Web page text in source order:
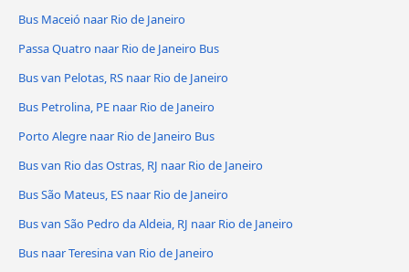
Bus Maceió naar Rio de Janeiro
Passa Quatro naar Rio de Janeiro Bus
Bus van Pelotas, RS naar Rio de Janeiro
Bus Petrolina, PE naar Rio de Janeiro
Porto Alegre naar Rio de Janeiro Bus
Bus van Rio das Ostras, RJ naar Rio de Janeiro
Bus São Mateus, ES naar Rio de Janeiro
Bus van São Pedro da Aldeia, RJ naar Rio de Janeiro
Bus naar Teresina van Rio de Janeiro